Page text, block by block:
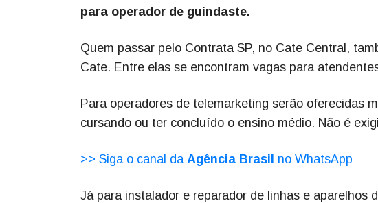
para operador de guindaste.
Quem passar pelo Contrata SP, no Cate Central,
Cate. Entre elas se encontram vagas para
Para operadores de telemarketing serão oferecidas
cursando ou ter concluído o ensino médio. Não é
>> Siga o canal da Agência Brasil no WhatsApp
Já para instalador e reparador de linhas e aparelhos